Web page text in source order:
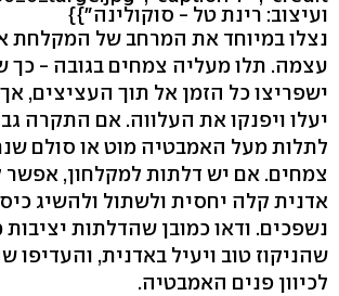
ועיצוב: רינת טל - סוקולינה"}}
נצלו במיוחד את המרחב של המקלחת
עצמה. תלו מעליה צמחים בגובה - כך
ישפריצו כל הזמן אל תוך העציצים,
יעלו ויפנקו את העלווה. אם התקרה
לתלות מעל האמבטיה מוט או סולם
צמחים. אם יש דלתות למקלחון, אפשר
אדנית קלה יחסית ולשתול ולהשיג
נשפכים. ודאו כמובן שהדלתות
שהניקוז טוב ויעיל באדנית, והעדיפו
לכיוון פנים האמבטיה.